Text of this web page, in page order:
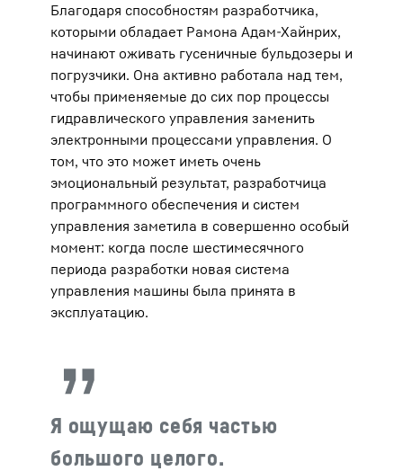
Благодаря способностям разработчика,
которыми обладает Рамона Адам-Хайнрих,
начинают оживать гусеничные бульдозеры и
погрузчики. Она активно работала над тем,
чтобы применяемые до сих пор процессы
гидравлического управления заменить
электронными процессами управления. О
том, что это может иметь очень
эмоциональный результат, разработчица
программного обеспечения и систем
управления заметила в совершенно особый
момент: когда после шестимесячного
периода разработки новая система
управления машины была принята в
эксплуатацию.
Я ощущаю себя частью
большого целого.